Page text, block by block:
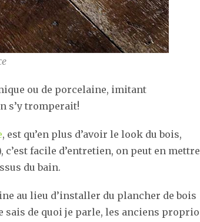
ou de porcelaine, imitant
s’y tromperait!
, est qu’en plus d’avoir le look du bois,
facile d’entretien, on peut en mettre
du bain.
au lieu d’installer du plancher de bois
sais de quoi je parle, les anciens proprio